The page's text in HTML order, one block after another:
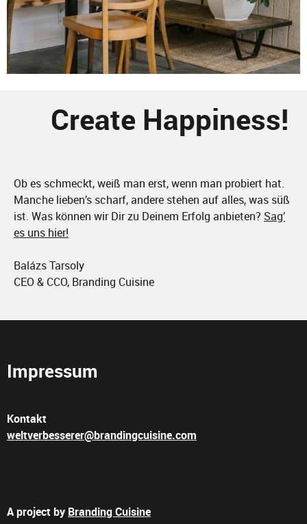
Create Happiness!
Ob es schmeckt, weiß man erst, wenn man probiert hat.
Manche lieben’s scharf, andere stehen auf alles, was süß
ist. Was können wir Dir zu Deinem Erfolg anbieten? Sag’
es uns hier!
Balázs Tarsoly
CEO & CCO, Branding Cuisine
Impressum
Kontakt
weltverbesserer@brandingcuisine.com
A project by Branding Cuisine